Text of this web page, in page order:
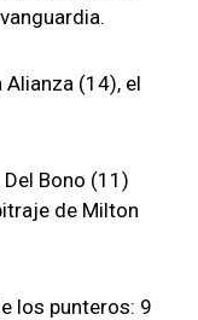
Alianza (14), el
Bono (11)
de Milton
los punteros: 9